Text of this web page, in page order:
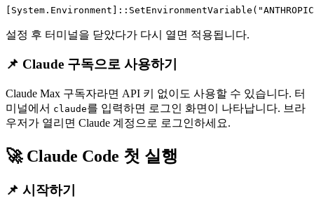
설정 후 터미널을 닫았다가 다시 열면 적용됩니다.
📌 Claude 구독으로 사용하기
Claude Max 구독자라면 API 키 없이도 사용할 수 있습니다. 터
미널에서 claude를 입력하면 로그인 화면이 나타납니다. 브라
우저가 열리면 Claude 계정으로 로그인하세요.
🚀 Claude Code 첫 실행
📌 시작하기